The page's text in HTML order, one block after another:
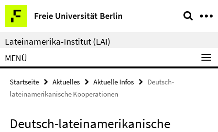
Springe
direkt
zu
Inhalt
Freie Universität Berlin
Service-
Navigation
Lateinamerika-Institut (LAI)
MENÜ
Startseite Aktuelles Aktuelle Infos
Deutsch-
lateinamerikanische Kooperationen
Deutsch-lateinamerikanische